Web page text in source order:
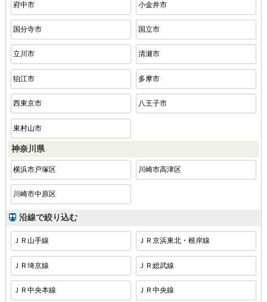
府中市 小金井市
国分寺市 国立市
立川市 清瀬市
狛江市 多摩市
西東京市 八王子市
東村山市
神奈川県
横浜市戸塚区 川崎市高津区
川崎市中原区
沿線で絞り込む
ＪＲ山手線 ＪＲ京浜東北・根岸線
ＪＲ埼京線 ＪＲ総武線
ＪＲ中央本線 ＪＲ中央線